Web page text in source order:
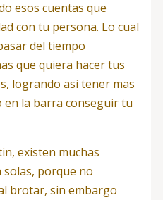
esos cuentas que
con tu persona. Lo cual
del tiempo
que quiera hacer tus
logrando asi tener mas
en la barra conseguir tu
existen muchas
solas, porque no
brotar, sin embargo